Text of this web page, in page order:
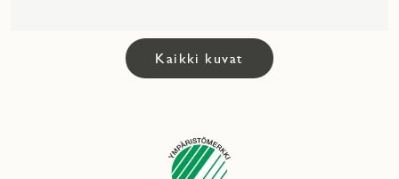
Kaikki kuvat